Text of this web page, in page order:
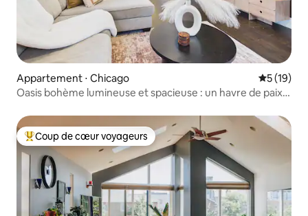
Appartement ⋅ Chicago
5 (19)
Oasis bohème lumineuse et spacieuse : un havre de paix
Coups de cœur voyageurs les plus appréciés
Coup de cœur voyageurs